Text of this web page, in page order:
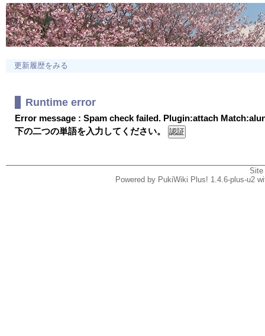
更新履歴をみる
Runtime error
Error message : Spam check failed. Plugin:attach
下の二つの単語を入力してください。
Powered by PukiWiki Plus! 1.4.6-plus-u2